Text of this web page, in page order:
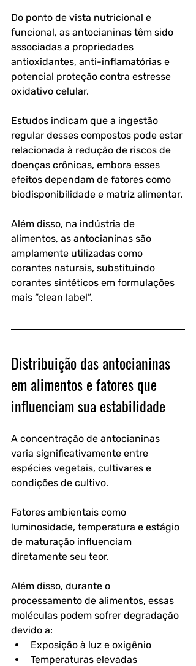
Do ponto de vista nutricional e
funcional, as antocianinas têm sido
associadas a propriedades
antioxidantes, anti-inflamatórias e
potencial proteção contra estresse
oxidativo celular.
Estudos indicam que a ingestão
regular desses compostos pode estar
relacionada à redução de riscos de
doenças crônicas, embora esses
efeitos dependam de fatores como
biodisponibilidade e matriz alimentar.
Além disso, na indústria de
alimentos, as antocianinas são
amplamente utilizadas como
corantes naturais, substituindo
corantes sintéticos em formulações
mais “clean label”.
Distribuição das antocianinas
em alimentos e fatores que
influenciam sua estabilidade
A concentração de antocianinas
varia significativamente entre
espécies vegetais, cultivares e
condições de cultivo.
Fatores ambientais como
luminosidade, temperatura e estágio
de maturação influenciam
diretamente seu teor.
Além disso, durante o
processamento de alimentos, essas
moléculas podem sofrer degradação
devido a:
Exposição à luz e oxigênio
Temperaturas elevadas